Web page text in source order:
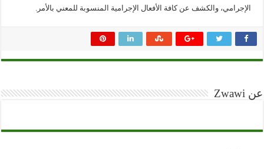
الإجرامي، والكشف عن كافة الأفعال الإجرامية المنسوبة للمعني بالأمر.
عن Zwawi